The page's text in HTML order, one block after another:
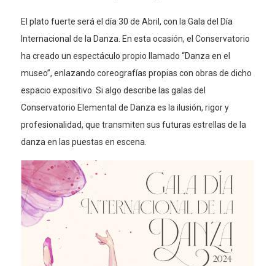
El plato fuerte será el día 30 de Abril, con la Gala del Día
Internacional de la Danza. En esta ocasión, el Conservatorio
ha creado un espectáculo propio llamado “Danza en el
museo”, enlazando coreografías propias con obras de dicho
espacio expositivo. Si algo describe las galas del
Conservatorio Elemental de Danza es la ilusión, rigor y
profesionalidad, que transmiten sus futuras estrellas de la
danza en las puestas en escena.